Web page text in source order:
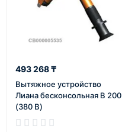
493 268 ₸
Вытяжное устройство
Лиана бесконсольная В 200
(380 В)